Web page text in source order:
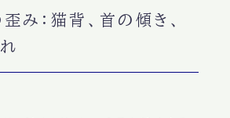
み：猫背、首の傾き、